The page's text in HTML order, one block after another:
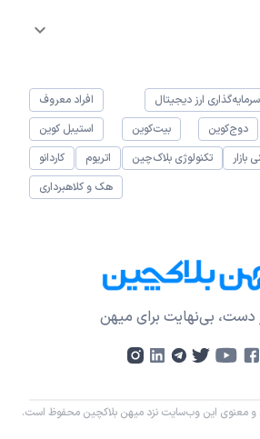
سرمایه‌گذاری ارز دیجیتال
افراد معروف
دوج‌کوین بیت‌کوین
استیبل کوین
بازار تکنولوژی بلاک‌چین اتریوم
کاردانو
هک و کلاهبرداری
بی‌نهایت برای میهن